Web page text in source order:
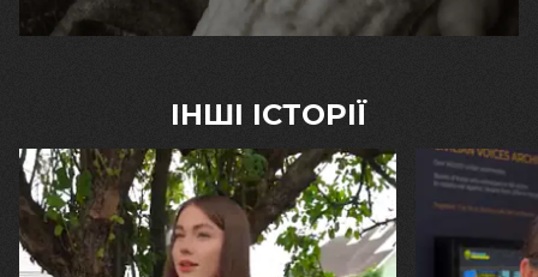
ІНШІ ІСТОРІЇ